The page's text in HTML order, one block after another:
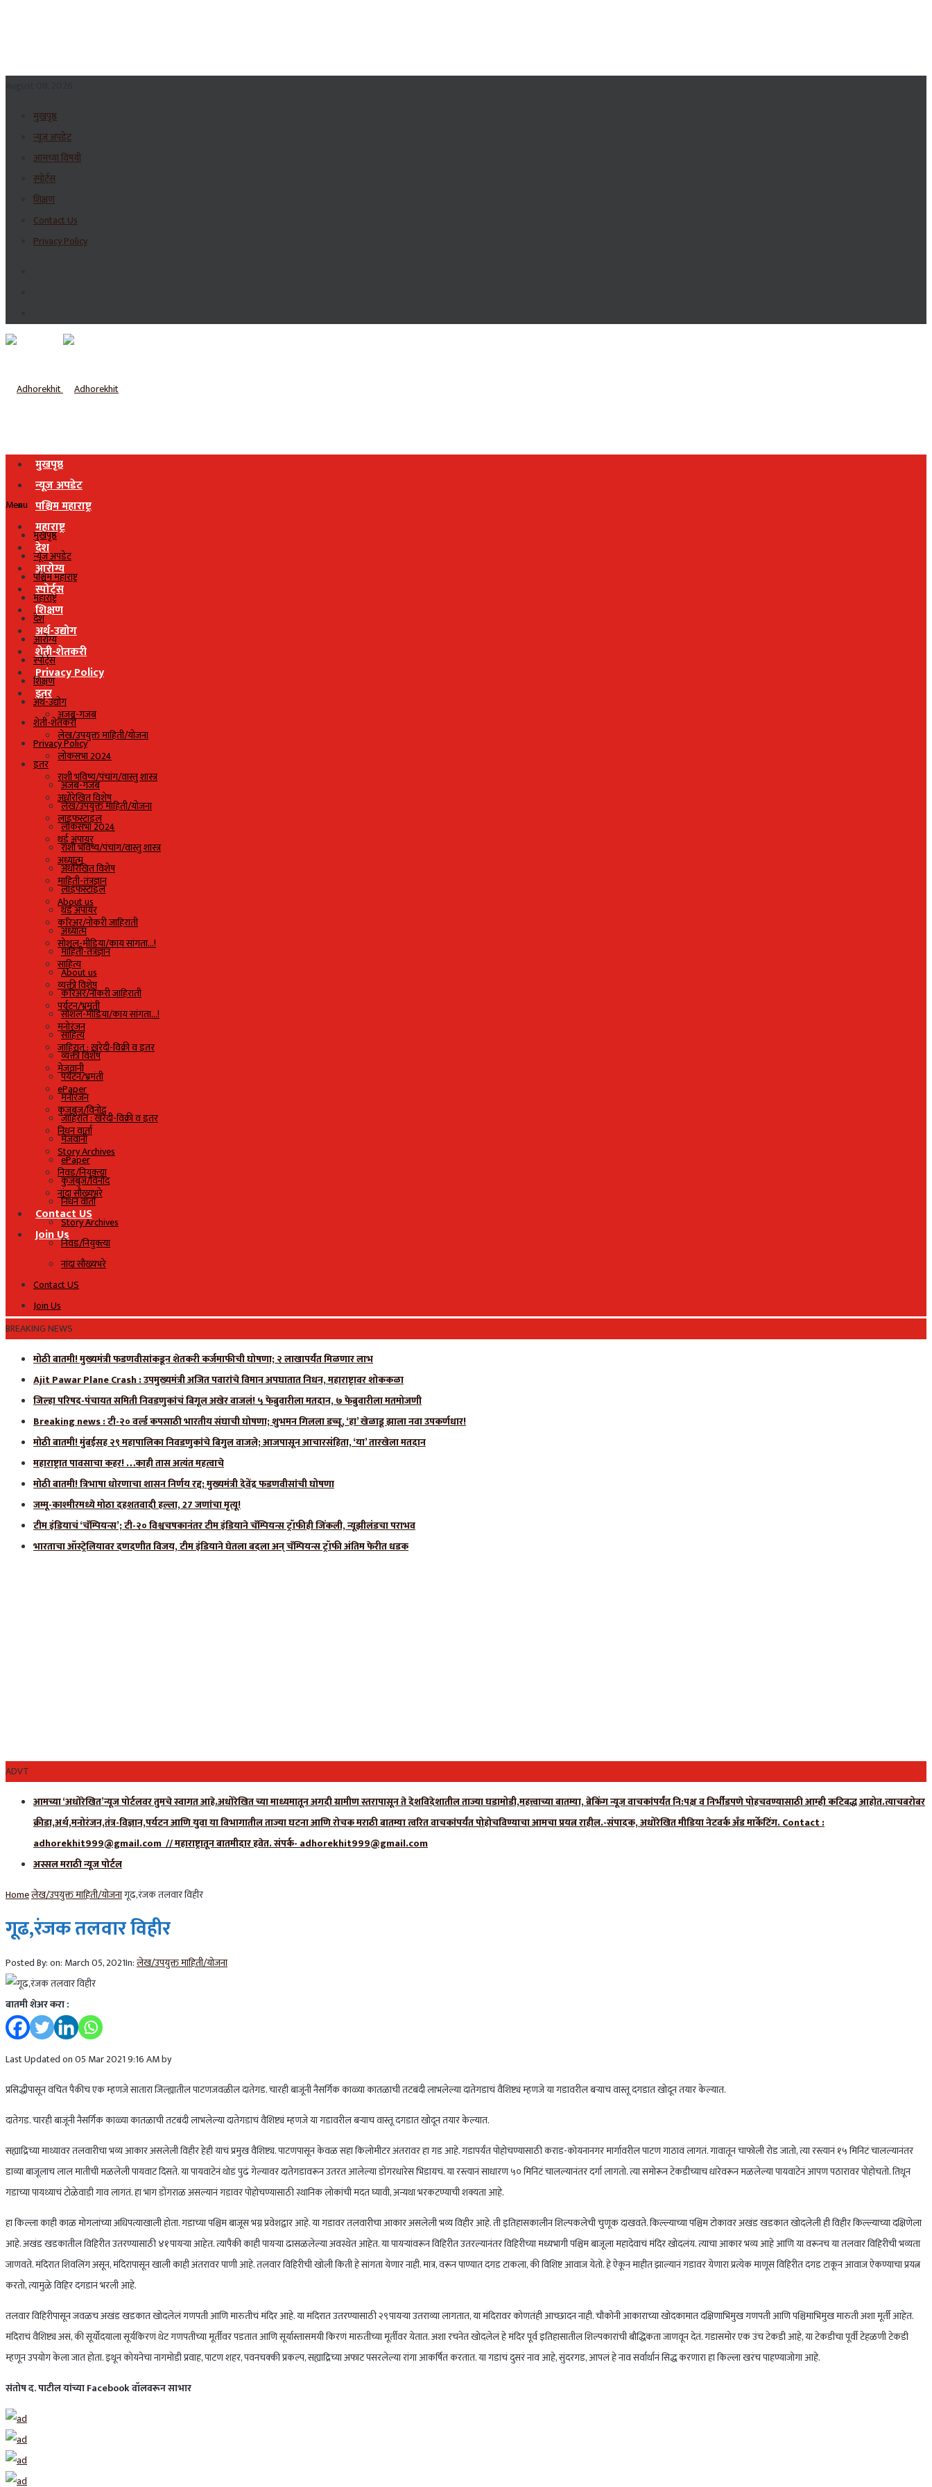
मुखपृष्ठ
न्यूज अपडेट
आमच्या विषयी
स्पोर्ट्स
शिक्षण
Contact Us
Privacy Policy
मुखपृष्ठ
न्यूज अपडेट
पश्चिम महाराष्ट्र
महाराष्ट्र
देश
आरोग्य
स्पोर्ट्स
शिक्षण
अर्थ-उद्योग
शेती-शेतकरी
Privacy Policy
इतर
अजब-गजब
लेख/उपयुक्त माहिती/योजना
लोकसभा 2024
राशी भविष्य/पंचांग/वास्तु शास्त्र
अधोरेखित विशेष
लाइफस्टाइल
थर्ड अंपायर
अध्यात्म
माहिती-तंत्रज्ञान
About us
करिअर/नोकरी जाहिराती
सोशल-मीडिया/काय सांगता…!
साहित्य
व्यक्ती विशेष
पर्यटन/भ्रमंती
मनोरंजन
जाहिरात : खरेदी-विक्री व इतर
मेजवानी
ePaper
कुजबुज/विनोद
निधन वार्ता
Story Archives
निवड/नियुक्त्या
नांदा सौख्यभरे
Contact US
Join Us
Menu
मुखपृष्ठ
न्यूज अपडेट
पश्चिम महाराष्ट्र
महाराष्ट्र
देश
आरोग्य
स्पोर्ट्स
शिक्षण
अर्थ-उद्योग
शेती-शेतकरी
Privacy Policy
इतर
अजब-गजब
लेख/उपयुक्त माहिती/योजना
लोकसभा 2024
राशी भविष्य/पंचांग/वास्तु शास्त्र
अधोरेखित विशेष
लाइफस्टाइल
थर्ड अंपायर
अध्यात्म
माहिती-तंत्रज्ञान
About us
करिअर/नोकरी जाहिराती
सोशल-मीडिया/काय सांगता…!
साहित्य
व्यक्ती विशेष
पर्यटन/भ्रमंती
मनोरंजन
जाहिरात : खरेदी-विक्री व इतर
मेजवानी
ePaper
कुजबुज/विनोद
निधन वार्ता
Story Archives
निवड/नियुक्त्या
नांदा सौख्यभरे
Contact US
Join Us
BREAKING NEWS
मोठी बातमी! मुख्यमंत्री फडणवीसांकडून शेतकरी कर्जमाफीची घोषणा; २ लाखापर्यंत मिळणार लाभ
Ajit Pawar Plane Crash : उपमुख्यमंत्री अजित पवारांचे विमान अपघातात निधन, महाराष्ट्रावर शोककळा
जिल्हा परिषद-पंचायत समिती निवडणुकांचं बिगूल अखेर वाजलं! ५ फेब्रुवारीला मतदान, ७ फेब्रुवारीला मतमोजणी
Breaking news : टी-२० वर्ल्ड कपसाठी भारतीय संघाची घोषणा; शुभमन गिलला डच्चू, ‘हा’ खेळाडू झाला नवा उपकर्णधार!
मोठी बातमी! मुंबईसह २९ महापालिका निवडणुकांचे बिगुल वाजले; आजपासून आचारसंहिता, ‘या’ तारखेला मतदान
महाराष्ट्रात पावसाचा कहर! …काही तास अत्यंत महत्वाचे
मोठी बातमी! त्रिभाषा धोरणाचा शासन निर्णय रद्द; मुख्यमंत्री देवेंद्र फडणवीसांची घोषणा
जम्मू-काश्मीरमध्ये मोठा दहशतवादी हल्ला, 27 जणांचा मृत्यू!
टीम इंडियाचं ‘चॅम्पियन्स’; टी-२० विश्वचषकानंतर टीम इंडियाने चॅम्पियन्स ट्रॉफीही जिंकली, न्यूझीलंडचा पराभव
भारताचा ऑस्ट्रेलियावर दणदणीत विजय, टीम इंडियाने घेतला बदला अन् चॅम्पियन्स ट्रॉफी अंतिम फेरीत धडक
ADVT
आमच्या ‘अधोरेखित’न्यूज पोर्टलवर तुमचे स्वागत आहे.अधोरेखित च्या माध्यमातून अगदी ग्रामीण स्तरापासून ते देशविदेशातील ताज्या घडामोडी,महत्त्वाच्या बातम्या, ब्रेकिंग न्यूज वाचकांपर्यंत नि:पक्ष व निर्भीडपणे पोहचवण्यासाठी आम्ही कटिबद्ध आहोत.त्याचबरोबर
क्रीडा,अर्थ,मनोरंजन,तंत्र-विज्ञान,पर्यटन आणि युवा या विभागातील ताज्या घटना आणि रोचक मराठी बातम्या त्वरित वाचकांपर्यंत पोहोचविण्याचा आमचा प्रयत्न राहील.-संपादक, अधोरेखित मीडिया नेटवर्क अँड मार्केटिंग. Contact :
adhorekhit999@gmail.com // महाराष्ट्रातून बातमीदार हवेत. संपर्क- adhorekhit999@gmail.com
अस्सल मराठी न्यूज पोर्टल
Homeलेख/उपयुक्त माहिती/योजनागूढ,रंजक तलवार विहीर
गूढ,रंजक तलवार विहीर
Posted By:on: March 05, 2021In:लेख/उपयुक्त माहिती/योजना
बातमी शेअर करा :
Last Updated on 05 Mar 2021 9:16 AM by
प्रसिद्धीपासून वंचित पैकीच एक म्हणजे सातारा जिल्ह्यातील पाटणजवळील दातेगड. चारही बाजूंनी नैसर्गिक काळ्या कातळाची तटबंदी लाभलेल्या दातेगडाचं वैशिष्ट्यं म्हणजे या गडावरील बऱ्याच वास्तू दगडात खोदून तयार केल्यात.
दातेगड. चारही बाजूंनी नैसर्गिक काळ्या कातळाची तटबंदी लाभलेल्या दातेगडाचं वैशिष्ट्यं म्हणजे या गडावरील बऱ्याच वास्तू दगडात खोदून तयार केल्यात.
सह्याद्रिच्या माथ्यावर तलवारीचा भव्य आकार असलेली विहीर हेही याचं प्रमुख वैशिष्ट्य. पाटणपासून केवळ सहा किलोमीटर अंतरावर हा गड आहे. गडापर्यंत पोहोचण्यासाठी कराड-कोयनानगर मार्गावरील पाटण गाठावं लागतं. गावातून चाफोली रोड जातो, त्या रस्त्यानं १५ मिनिटं चालल्यानंतर
डाव्या बाजूलाच लाल मातीची मळलेली पायवाट दिसते. या पायवाटेनं थोडं पुढं गेल्यावर दातेगडावरून उतरत आलेल्या डोंगरधारेस भिडायचं. या रस्त्यानं साधारण ५० मिनिटं चालल्यानंतर दर्गा लागतो. त्या समोरून टेकडीच्याच धारेवरून मळलेल्या पायवाटेनं आपण पठारावर पोहोचतो. तिथून
गडाच्या पायथ्याचं टोळेवाडी गाव लागतं. हा भाग डोंगराळ असल्यानं गडावर पोहोचण्यासाठी स्थानिक लोकांची मदत घ्यावी, अन्यथा भरकटण्याची शक्यता आहे.
हा किल्ला काही काळ मोगलांच्या अधिपत्याखाली होता. गडाच्या पश्चिम बाजूस भग्न प्रवेशद्वार आहे. या गडावर तलवारीचा आकार असलेली भव्य विहीर आहे. ती इतिहासकालीन शिल्पकलेची चुणूक दाखवते. किल्ल्याच्या पश्चिम टोकावर अखंड खडकात खोदलेली ही विहीर किल्ल्याच्या दक्षिणेला
आहे. अखंड खडकातील विहिरीत उतरण्यासाठी ४१पायऱ्या आहेत. त्यापैकी काही पायऱ्या ढासळलेल्या अवस्थेत आहेत. या पायऱ्यांवरून विहिरीत उतरल्यानंतर विहिरीच्या मध्यभागी पश्चिम बाजूला महादेवाचं मंदिर खोदलंय. त्याचा आकार भव्य आहे आणि या वरूनच या तलवार विहिरीची भव्यता
जाणवते. मंदिरात शिवलिंग असून, मंदिरापासून खाली काही अंतरावर पाणी आहे. तलवार विहिरीची खोली किती हे सांगता येणार नाही. मात्र, वरून पाण्यात दगड टाकला, की विशिष्ट आवाज येतो. हे ऐकून माहीत झाल्यानं गडावर येणारा प्रत्येक माणूस विहिरीत दगड टाकून आवाज ऐकण्याचा प्रयत्न
करतो, त्यामुळे विहिर दगडानं भरली आहे.
तलवार विहिरीपासून जवळच अखंड खडकात खोदलेलं गणपती आणि मारुतीचं मंदिर आहे. या मंदिरात उतरण्यासाठी २९पायऱ्या उतराव्या लागतात, या मंदिरावर कोणतंही आच्छादन नाही. चौकोनी आकाराच्या खोदकामात दक्षिणाभिमुख गणपती आणि पश्चिमाभिमुख मारुती अशा मूर्ती आहेत.
मंदिराचं वैशिष्ट्य असं, की सूर्योदयाला सूर्यकिरणं थेट गणपतीच्या मूर्तीवर पडतात आणि सूर्यास्तासमयी किरणं मारुतीच्या मूर्तीवर येतात. अशा रचनेत खोदलेलं हे मंदिर पूर्व इतिहासातील शिल्पकारांची बौद्धिकता जाणवून देतं. गडासमोर एक उंच टेकडी आहे, या टेकडीचा पूर्वी टेहळणी टेकडी
म्हणून उपयोग केला जात होता. इथून कोयनेचा नागमोडी प्रवाह, पाटण शहर, पवनचक्की प्रकल्प, सह्याद्रिच्या अफाट पसरलेल्या रांगा आकर्षित करतात. या गडाचं दुसरं नाव आहे, सुंदरगड, आपलं हे नाव सर्वार्थानं सिद्ध करणारा हा किल्ला खरंच पाहण्याजोगा आहे.
संतोष द. पाटील यांच्या Facebook वॉलवरून साभार